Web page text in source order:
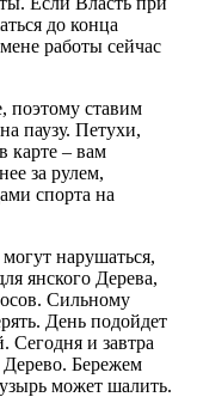
до конца
работы сейчас
поэтому ставим
паузу. Петухи,
карте – вам
за рулем,
спорта на
нарушаться,
янского Дерева,
Сильному
День подойдет
Сегодня и завтра
Дерево. Бережем
может шалить.